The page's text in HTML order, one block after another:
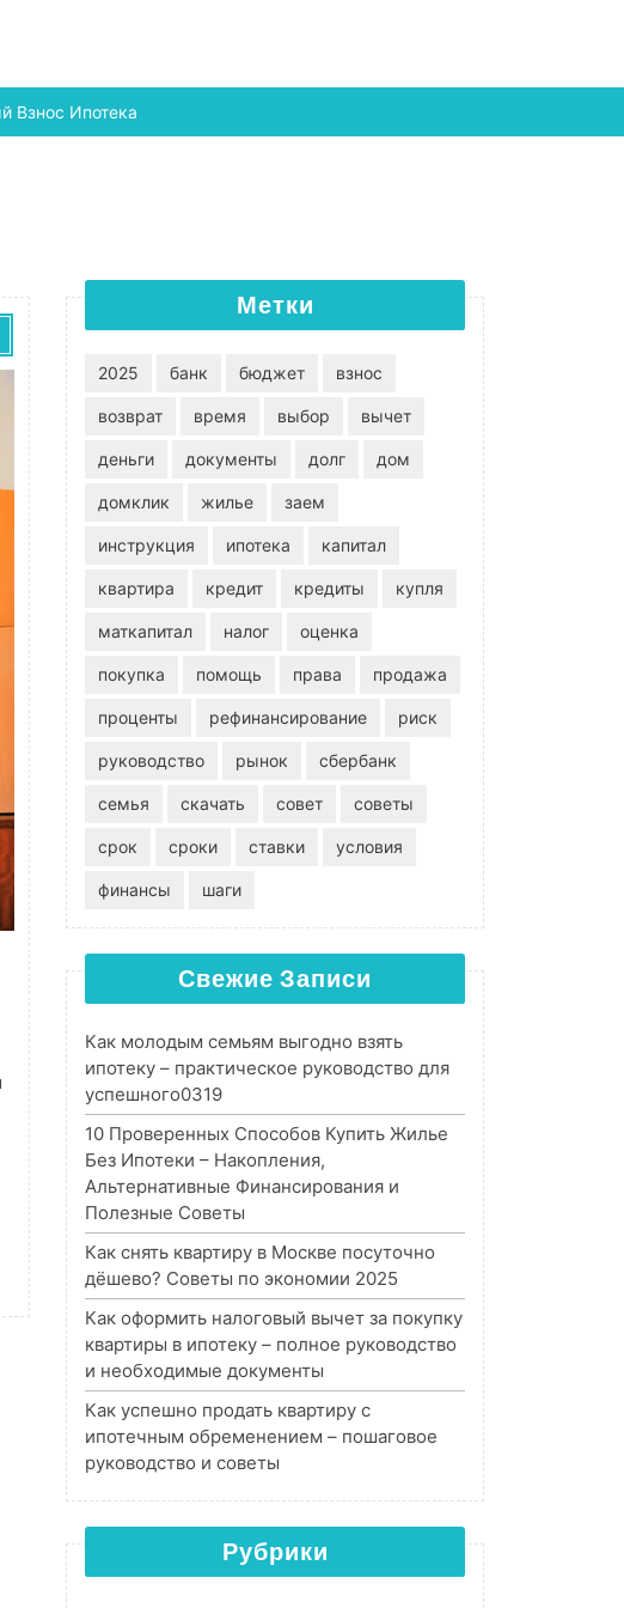
Взнос Ипотека
Метки
2025 банк бюджет взнос
возврат время выбор вычет
деньги документы долг дом
домклик жилье заем
инструкция ипотека капитал
квартира кредит кредиты купля
маткапитал налог оценка
покупка помощь права продажа
проценты рефинансирование риск
руководство рынок сбербанк
семья скачать совет советы
срок сроки ставки условия
финансы шаги
Свежие Записи
Как молодым семьям выгодно взять
ипотеку – практическое руководство для
успешного0319
10 Проверенных Способов Купить Жилье
Без Ипотеки – Накопления,
Альтернативные Финансирования и
Полезные Советы
Как снять квартиру в Москве посуточно
дёшево? Советы по экономии 2025
Как оформить налоговый вычет за покупку
квартиры в ипотеку – полное руководство
и необходимые документы
Как успешно продать квартиру с
ипотечным обременением – пошаговое
руководство и советы
Рубрики